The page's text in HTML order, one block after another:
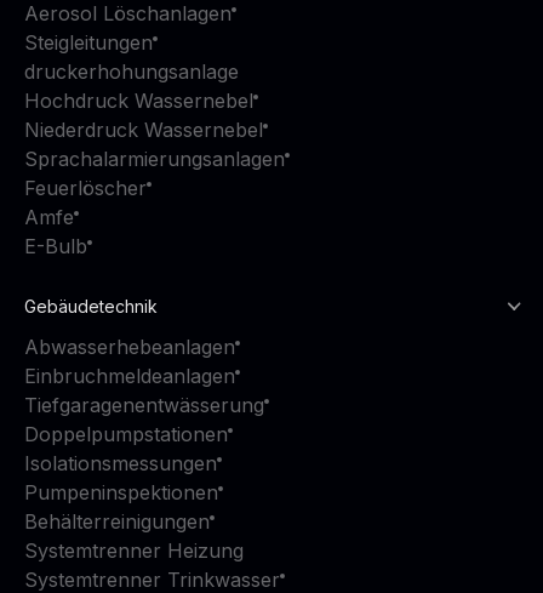
Aerosol Löschanlagen
Steigleitungen
druckerhohungsanlage
Hochdruck Wassernebel
Niederdruck Wassernebel
Sprachalarmierungsanlagen
Feuerlöscher
Amfe
E-Bulb
Gebäudetechnik
Abwasserhebeanlagen
Einbruchmeldeanlagen
Tiefgaragenentwässerung
Doppelpumpstationen
Isolationsmessungen
Pumpeninspektionen
Behälterreinigungen
Systemtrenner Heizung
Systemtrenner Trinkwasser